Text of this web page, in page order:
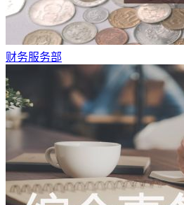
财务服务部